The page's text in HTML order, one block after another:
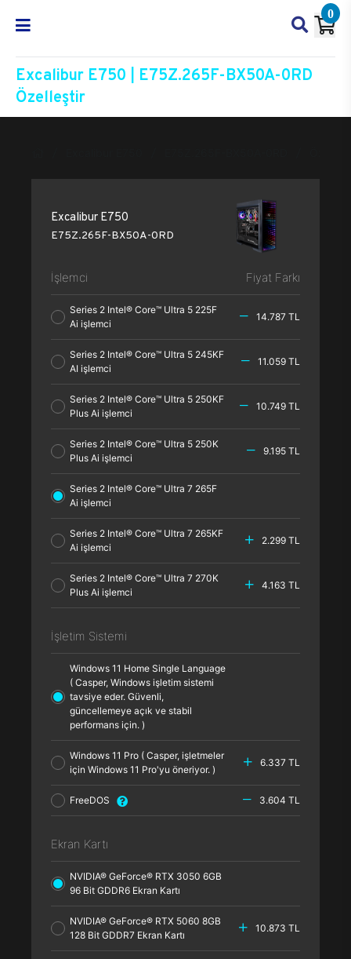
0
Excalibur E750 | E75Z.265F-BX50A-0RD
Özelleştir
Excalibur E750
E75Z.265F-BX50A-0RD
İşlemci Fiyat Farkı
Series 2 Intel® Core™ Ultra 5 225F
Ai işlemci
14.787 TL
Series 2 Intel® Core™ Ultra 5 245KF
AI işlemci
11.059 TL
Series 2 Intel® Core™ Ultra 5 250KF
Plus Ai işlemci
10.749 TL
Series 2 Intel® Core™ Ultra 5 250K
Plus Ai işlemci
9.195 TL
Series 2 Intel® Core™ Ultra 7 265F
Ai işlemci
Series 2 Intel® Core™ Ultra 7 265KF
Ai işlemci
2.299 TL
Series 2 Intel® Core™ Ultra 7 270K
Plus Ai işlemci
4.163 TL
İşletim Sistemi
Windows 11 Home Single Language
( Casper, Windows işletim sistemi
tavsiye eder. Güvenli,
güncellemeye açık ve stabil
performans için. )
Windows 11 Pro ( Casper, işletmeler
için Windows 11 Pro'yu öneriyor. )
6.337 TL
FreeDOS 3.604 TL
Ekran Kartı
NVIDIA® GeForce® RTX 3050 6GB
96 Bit GDDR6 Ekran Kartı
NVIDIA® GeForce® RTX 5060 8GB
128 Bit GDDR7 Ekran Kartı
10.873 TL